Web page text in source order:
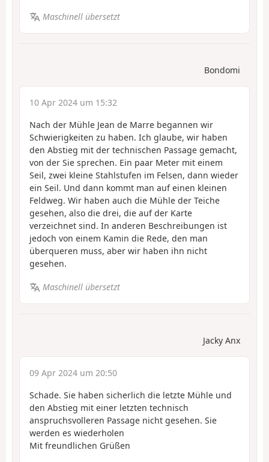
Maschinell übersetzt
Bondomi
10 Apr 2024 um 15:32
Nach der Mühle Jean de Marre begannen wir
Schwierigkeiten zu haben. Ich glaube, wir haben
den Abstieg mit der technischen Passage gemacht,
von der Sie sprechen. Ein paar Meter mit einem
Seil, zwei kleine Stahlstufen im Felsen, dann wieder
ein Seil. Und dann kommt man auf einen kleinen
Feldweg. Wir haben auch die Mühle der Teiche
gesehen, also die drei, die auf der Karte
verzeichnet sind. In anderen Beschreibungen ist
jedoch von einem Kamin die Rede, den man
überqueren muss, aber wir haben ihn nicht
gesehen.
Maschinell übersetzt
Jacky Anx
09 Apr 2024 um 20:50
Schade. Sie haben sicherlich die letzte Mühle und
den Abstieg mit einer letzten technisch
anspruchsvolleren Passage nicht gesehen. Sie
werden es wiederholen
Mit freundlichen Grüßen